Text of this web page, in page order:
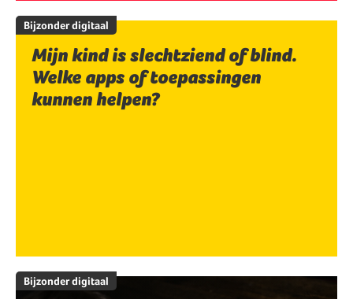
Bijzonder digitaal
Mijn kind is slechtziend of blind.
Welke apps of toepassingen
kunnen helpen?
Bijzonder digitaal